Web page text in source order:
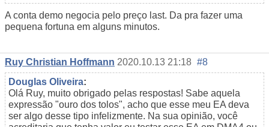
A conta demo negocia pelo preço last. Da pra fazer uma
pequena fortuna em alguns minutos.
Ruy Christian Hoffmann 2020.10.13 21:18 #8
Douglas Oliveira:
Olá Ruy, muito obrigado pelas respostas! Sabe aquela
expressão "ouro dos tolos", acho que esse meu EA deva
ser algo desse tipo infelizmente. Na sua opinião, você